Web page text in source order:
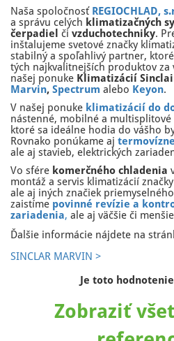
Naša spoločnosť REGIOCHLAD,
a správu celých klimatizačných
čerpadiel či vzduchotechniky.
inštalujeme svetové značky
stabilný a spoľahlivý partner,
tých najkvalitnejších produktov za
našej ponuke Klimatizácií
Marvin, Spectrum alebo Keyon.
V našej ponuke klimatizácií do
nástenné, mobilné a
ktoré sa ideálne hodia do vášho
Rovnako ponúkame aj
ale aj stavieb, elektrických
Vo sfére komerčného chladenia
montáž a servis klimatizácií značky
ale aj iných značiek
zaistíme povinné revízie a
zariadenia, ale aj väčšie či
Ďalšie informácie nájdete na
SINCLAR MARVIN >
Je toto
Zobraziť